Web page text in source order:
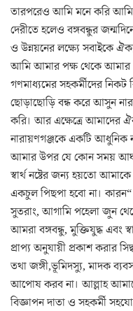
তারপরেও আমি মনে করি আমি
দেরীতে হলেও বঙ্গবন্ধুর
ও উন্নয়নের লক্ষ্যে সবাইকে
আমি আমার পক্ষ থেকে আমার
গণমাধ্যমের সহকর্মীদের
ছোড়াছোড়ি বন্ধ করে আসুন
করি। আর এক্ষেত্রে আমাদের
নারায়ণগঞ্জকে একটি আধুনিক
আমার উপর যে কোন সময়
স্বার্থ নষ্টের জন্য হয়তো
একচুল পিছপা হবো না।
সুতরাং, আগামি পহেলা জুন
আমরা বঙ্গবন্ধু, মুক্তিযুদ্ধ এবং
প্রাপ্য অনুযায়ী প্রকাশ করার
তথা জঙ্গী,ভূমিদস্যু, মাদক
আপোষ করব না। আল্লাহ
বিজ্ঞাপন দাতা ও সহকর্মী